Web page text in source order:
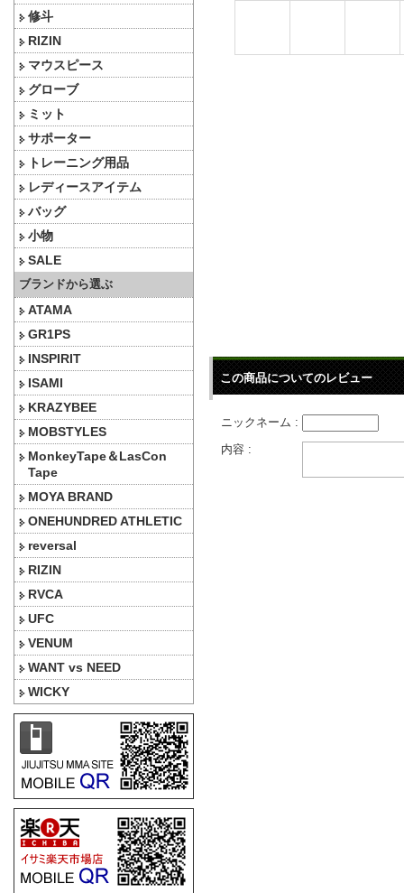
修斗
RIZIN
マウスピース
グローブ
ミット
サポーター
トレーニング用品
レディースアイテム
バッグ
小物
SALE
ブランドから選ぶ
ATAMA
GR1PS
INSPIRIT
ISAMI
KRAZYBEE
MOBSTYLES
MonkeyTape＆LasCon
Tape
MOYA BRAND
ONEHUNDRED ATHLETIC
reversal
RIZIN
RVCA
UFC
VENUM
WANT vs NEED
WICKY
この商品についてのレビュー
ニックネーム :
内容 :